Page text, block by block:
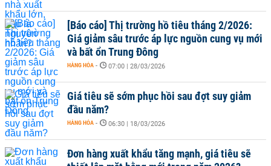
[Báo cáo] Thị trường hồ tiêu tháng 2/2026:
Giá giảm sâu trước áp lực nguồn cung vụ mới
và bất ổn Trung Đông
HÀNG HÓA - 07:00 | 28/03/2026
Giá tiêu sẽ sớm phục hồi sau đợt suy giảm
đầu năm?
HÀNG HÓA - 06:30 | 18/03/2026
Đơn hàng xuất khẩu tăng mạnh, giá tiêu sẽ